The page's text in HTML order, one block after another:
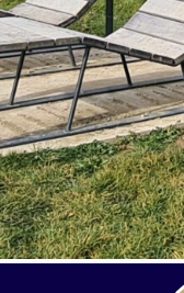
Marchés
et Infantile